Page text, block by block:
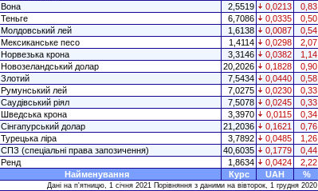
Вона 2,5519 0,0213
0,83
Теньге 6,7086 0,0335
0,50
Молдовський лей 1,6138 0,0087
0,54
Мексиканське песо 1,4114 0,0298
2,07
Норвезька крона 3,3146 0,0382
1,14
Новозеландський долар 20,2026 0,1828
0,90
Злотий 7,5434 0,0440
0,58
Румунський лей 7,0275 0,0230
0,33
Саудівський ріял 7,5078 0,0245
0,33
Шведська крона 3,3970 0,0115
0,34
Сінгапурський долар 21,2036 0,1621
0,76
Турецька ліра 3,7892 0,0485
1,26
СПЗ (спеціальні права запозичення) 40,6035 0,1779
0,44
Ренд 1,8634 0,0424
2,22
Найменування Курс UAH %
Дані на п'ятницю, 1 січня 2021 Порівняння з даними на вівторок, 1 грудня 2020